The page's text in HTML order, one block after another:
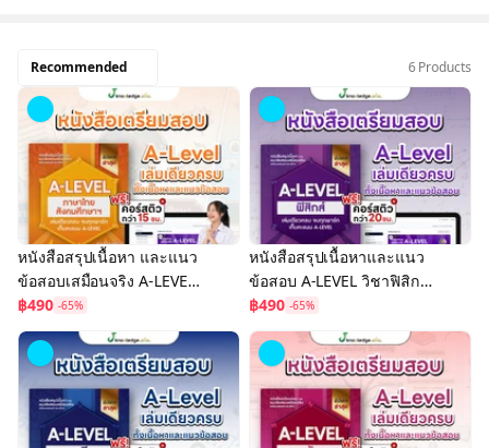
Recommended 6 Products
หนังสือสรุปเนื้อหา และแนว
ข้อสอบเสมือนจริง A-LEVEL
วิชาภาษาไทย และ
สังคมศึกษา+คอร์สติว
ข้อสอบ 15 ชม.
฿490 -65%
หนังสือสรุปเนื้อหาและแนว
ข้อสอบ A-LEVEL วิชาฟิสิกส์
เล่ม 2 พร้อมคอร์สติว 20
ชั่วโมง เฉลยละเอียด
฿490 -65%